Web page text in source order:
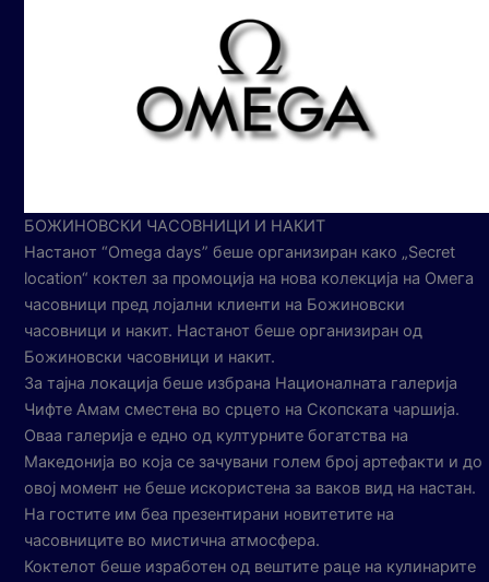
БОЖИНОВСКИ ЧАСОВНИЦИ И НАКИТ
Настанот “Omega days” беше организиран како „Secret
location“ коктел за промоција на нова колекција на Омега
часовници пред лојални клиенти на Божиновски
часовници и накит. Настанот беше организиран од
Божиновски часовници и накит.
За тајна локација беше избрана Националната галерија
Чифте Амам сместена во срцето на Скопската чаршија.
Оваа галерија е едно од културните богатства на
Македонија во која се зачувани голем број артефакти и до
овој момент не беше искористена за ваков вид на настан.
На гостите им беа презентирани новитетите на
часовниците во мистична атмосфера.
Коктелот беше изработен од вештите раце на кулинарите